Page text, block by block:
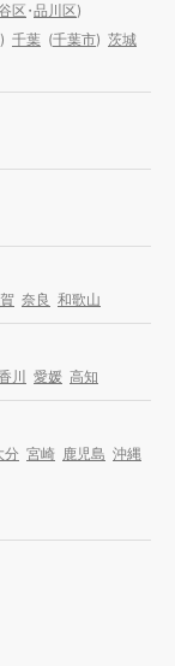
区・品川区)
) 千葉 (千葉市) 茨城
奈良 和歌山
川 愛媛 高知
分 宮崎 鹿児島 沖縄